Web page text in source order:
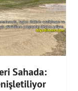
Sahada: